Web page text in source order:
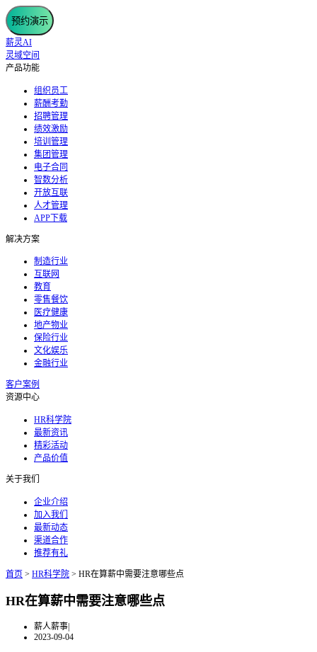
预约演示
薪灵AI
灵域空间
产品功能
组织员工
薪酬考勤
招聘管理
绩效激励
培训管理
集团管理
电子合同
智数分析
开放互联
人才管理
APP下载
解决方案
制造行业
互联网
教育
零售餐饮
医疗健康
地产物业
保险行业
文化娱乐
金融行业
客户案例
资源中心
HR科学院
最新资讯
精彩活动
产品价值
关于我们
企业介绍
加入我们
最新动态
渠道合作
推荐有礼
首页 > HR科学院 > HR在算薪中需要注意哪些点
HR在算薪中需要注意哪些点
薪人薪事|
2023-09-04